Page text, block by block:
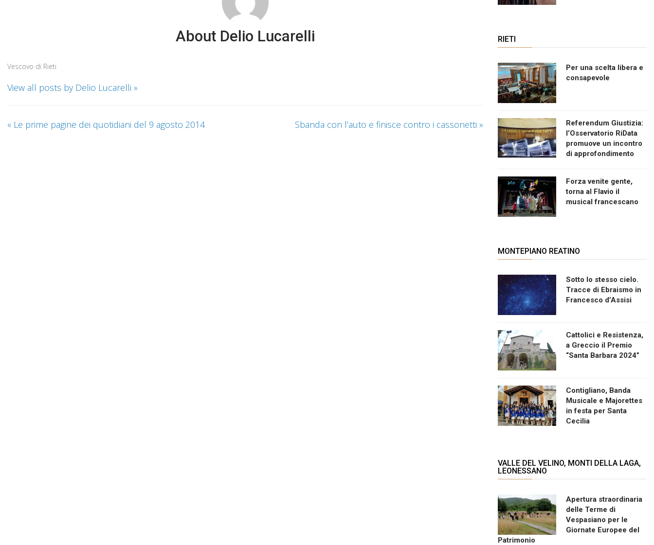
About Delio Lucarelli
Vescovo di Rieti
View all posts by Delio Lucarelli »
« Le prime pagine dei quotidiani del 9 agosto 2014 Sbanda con l’auto e finisce contro i cassonetti »
RIETI
Per una scelta libera e
consapevole
Referendum Giustizia:
l’Osservatorio RiData
promuove un incontro
di approfondimento
Forza venite gente,
torna al Flavio il
musical francescano
MONTEPIANO REATINO
Sotto lo stesso cielo.
Tracce di Ebraismo in
Francesco d’Assisi
Cattolici e Resistenza,
a Greccio il Premio
“Santa Barbara 2024”
Contigliano, Banda
Musicale e Majorettes
in festa per Santa
Cecilia
VALLE DEL VELINO, MONTI DELLA LAGA,
LEONESSANO
Apertura straordinaria
delle Terme di
Vespasiano per le
Giornate Europee del
Patrimonio